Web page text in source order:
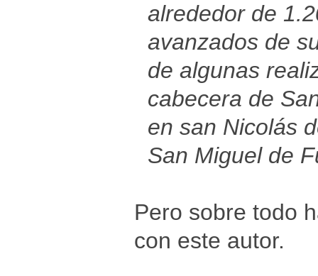
alrededor de
avanzados de
de algunas
cabecera de
en san Nicolás
San Miguel de
Pero sobre todo
con este autor.